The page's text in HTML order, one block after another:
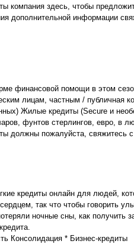
компания здесь, чтобы
дополнительной информации
финансовой помощи в этом
лицам, частным / публичная
Жилые кредиты (Secure и
фунтов стерлингов, евро, в
должны пожалуйста, свяжитесь
кредиты онлайн для людей,
так что чтобы
ночные сны, как
Консолидация * Бизнес-кредиты